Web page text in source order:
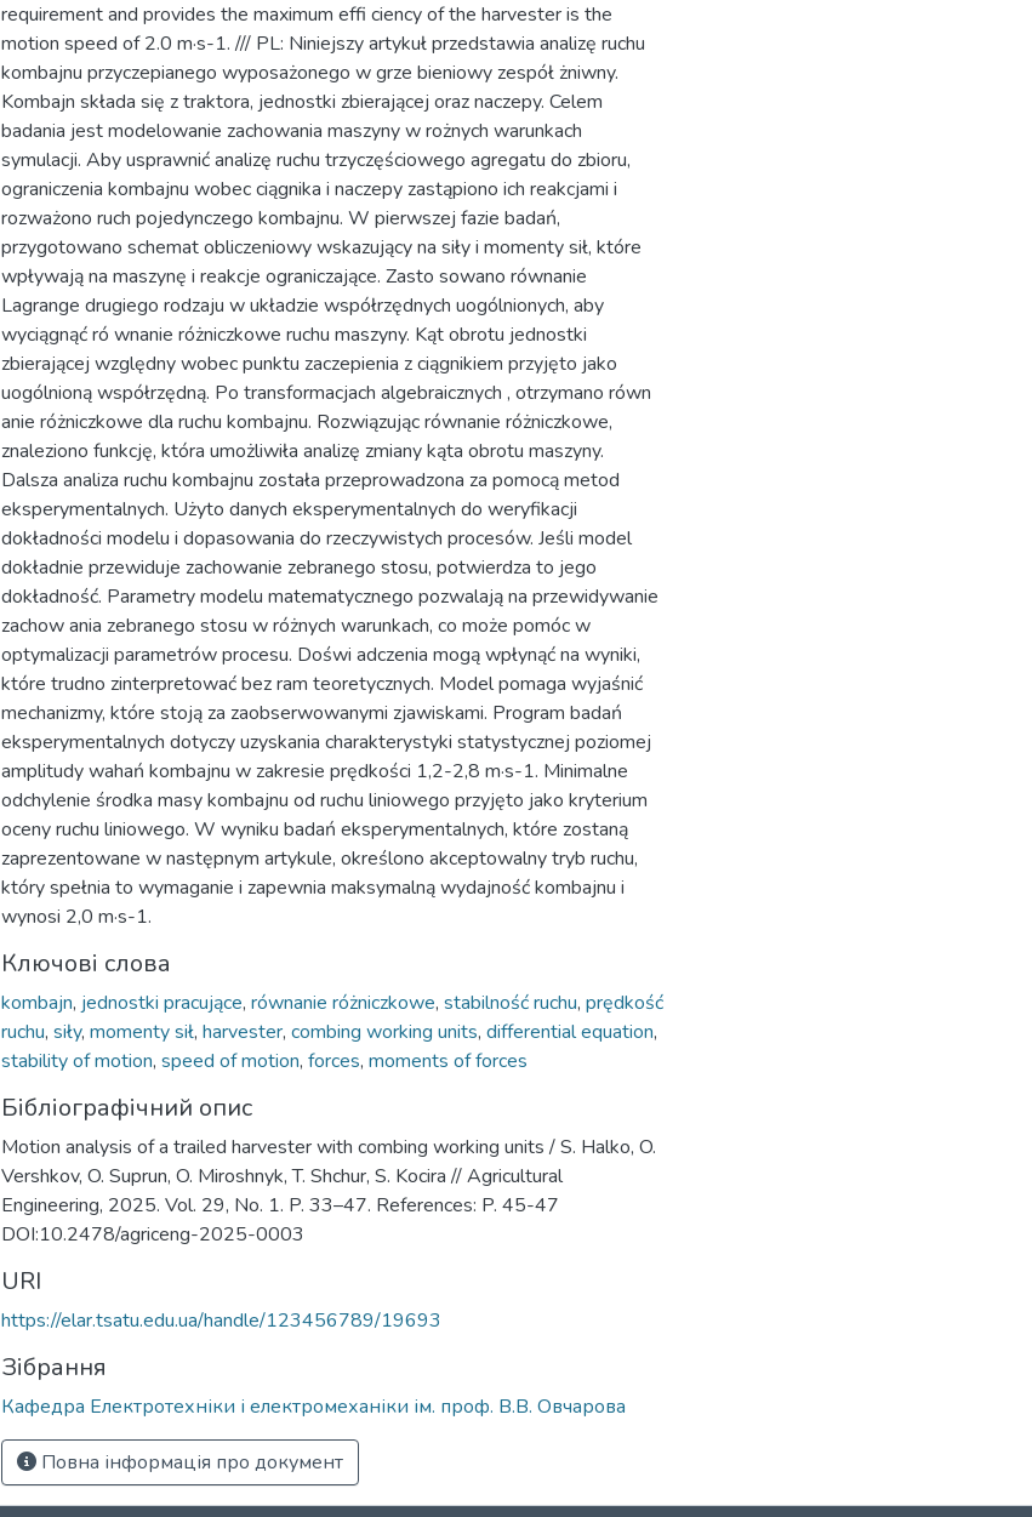
requirement and provides the maximum effi ciency of the harvester is the
motion speed of 2.0 m·s-1. /// PL: Niniejszy artykuł przedstawia analizę ruchu
kombajnu przyczepianego wyposażonego w grze bieniowy zespół żniwny.
Kombajn składa się z traktora, jednostki zbierającej oraz naczepy. Celem
badania jest modelowanie zachowania maszyny w rożnych warunkach
symulacji. Aby usprawnić analizę ruchu trzyczęściowego agregatu do zbioru,
ograniczenia kombajnu wobec ciągnika i naczepy zastąpiono ich reakcjami i
rozważono ruch pojedynczego kombajnu. W pierwszej fazie badań,
przygotowano schemat obliczeniowy wskazujący na siły i momenty sił, które
wpływają na maszynę i reakcje ograniczające. Zasto sowano równanie
Lagrange drugiego rodzaju w układzie współrzędnych uogólnionych, aby
wyciągnąć ró wnanie różniczkowe ruchu maszyny. Kąt obrotu jednostki
zbierającej względny wobec punktu zaczepienia z ciągnikiem przyjęto jako
uogólnioną współrzędną. Po transformacjach algebraicznych , otrzymano równ
anie różniczkowe dla ruchu kombajnu. Rozwiązując równanie różniczkowe,
znaleziono funkcję, która umożliwiła analizę zmiany kąta obrotu maszyny.
Dalsza analiza ruchu kombajnu została przeprowadzona za pomocą metod
eksperymentalnych. Użyto danych eksperymentalnych do weryfikacji
dokładności modelu i dopasowania do rzeczywistych procesów. Jeśli model
dokładnie przewiduje zachowanie zebranego stosu, potwierdza to jego
dokładność. Parametry modelu matematycznego pozwalają na przewidywanie
zachow ania zebranego stosu w różnych warunkach, co może pomóc w
optymalizacji parametrów procesu. Doświ adczenia mogą wpłynąć na wyniki,
które trudno zinterpretować bez ram teoretycznych. Model pomaga wyjaśnić
mechanizmy, które stoją za zaobserwowanymi zjawiskami. Program badań
eksperymentalnych dotyczy uzyskania charakterystyki statystycznej poziomej
amplitudy wahań kombajnu w zakresie prędkości 1,2-2,8 m·s-1. Minimalne
odchylenie środka masy kombajnu od ruchu liniowego przyjęto jako kryterium
oceny ruchu liniowego. W wyniku badań eksperymentalnych, które zostaną
zaprezentowane w następnym artykule, określono akceptowalny tryb ruchu,
który spełnia to wymaganie i zapewnia maksymalną wydajność kombajnu i
wynosi 2,0 m·s-1.
Ключові слова
kombajn, jednostki pracujące, równanie różniczkowe, stabilność ruchu, prędkość
ruchu, siły, momenty sił, harvester, combing working units, differential equation,
stability of motion, speed of motion, forces, moments of forces
Бібліографічний опис
Motion analysis of a trailed harvester with combing working units / S. Halko, O.
Vershkov, O. Suprun, O. Miroshnyk, T. Shchur, S. Kocira // Agricultural
Engineering, 2025. Vol. 29, No. 1. P. 33–47. References: P. 45-47
DOI:10.2478/agriceng-2025-0003
URI
https://elar.tsatu.edu.ua/handle/123456789/19693
Зібрання
Кафедра Електротехніки і електромеханіки ім. проф. В.В. Овчарова
Повна інформація про документ